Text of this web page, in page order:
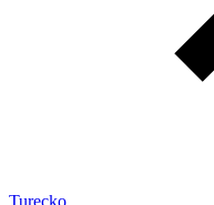
Turecko